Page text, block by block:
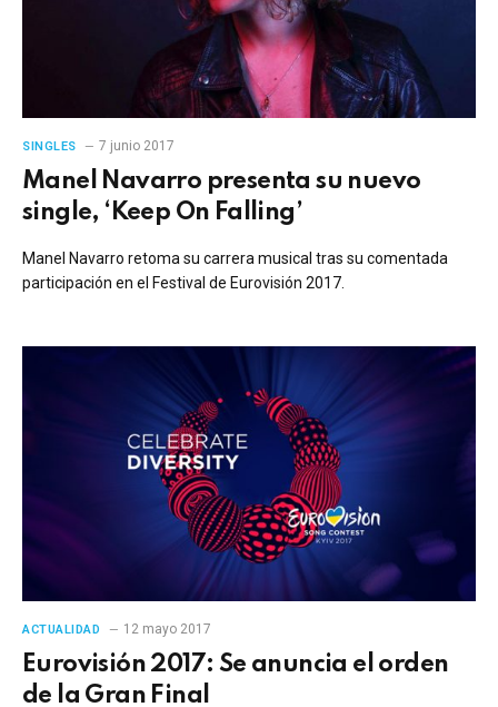
SINGLES 7 junio 2017
Manel Navarro presenta su nuevo
single, ‘Keep On Falling’
Manel Navarro retoma su carrera musical tras su comentada
participación en el Festival de Eurovisión 2017.
ACTUALIDAD 12 mayo 2017
Eurovisión 2017: Se anuncia el orden
de la Gran Final